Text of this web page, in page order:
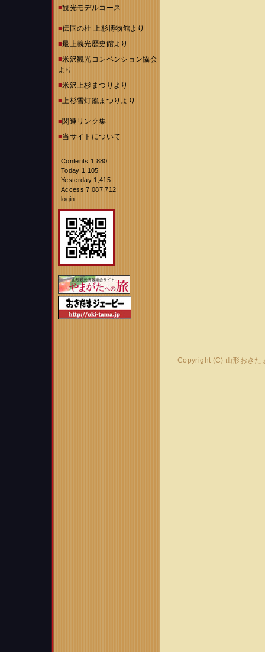
■観光モデルコース
■伝国の杜 上杉博物館より
■最上義光歴史館より
■米沢観光コンベンション協会
より
■米沢上杉まつりより
■上杉雪灯籠まつりより
■関連リンク集
■当サイトについて
Contents 1,880
Today 1,105
Yesterday 1,415
Access 7,087,712
login
Copyright (C) 山形おき